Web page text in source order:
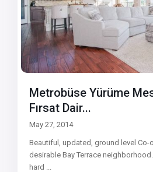
Metrobüse Yürüme
Fırsat Dair...
May 27, 2014
Beautiful, updated, ground level Co-
desirable Bay Terrace
hard